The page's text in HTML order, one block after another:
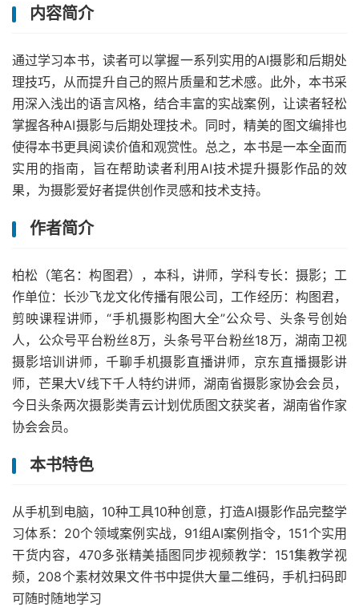
内容简介
通过学习本书，读者可以掌握一系列实用的AI摄影和后期处
理技巧，从而提升自己的照片质量和艺术感。此外，本书采
用深入浅出的语言风格，结合丰富的实战案例，让读者轻松
掌握各种AI摄影与后期处理技术。同时，精美的图文编排也
使得本书更具阅读价值和观赏性。总之，本书是一本全面而
实用的指南，旨在帮助读者利用AI技术提升摄影作品的效
果，为摄影爱好者提供创作灵感和技术支持。
作者简介
柏松（笔名：构图君），本科，讲师，学科专长：摄影；工
作单位：长沙飞龙文化传播有限公司，工作经历：构图君，
剪映课程讲师，“手机摄影构图大全”公众号、头条号创始
人，公众号平台粉丝8万，头条号平台粉丝18万，湖南卫视
摄影培训讲师，千聊手机摄影直播讲师，京东直播摄影讲
师，芒果大V线下千人特约讲师，湖南省摄影家协会会员，
今日头条两次摄影类青云计划优质图文获奖者，湖南省作家
协会会员。
本书特色
从手机到电脑，10种工具10种创意，打造AI摄影作品完整学
习体系：20个领域案例实战，91组AI案例指令，151个实用
干货内容，470多张精美插图同步视频教学：151集教学视
频，208个素材效果文件书中提供大量二维码，手机扫码即
可随时随地学习